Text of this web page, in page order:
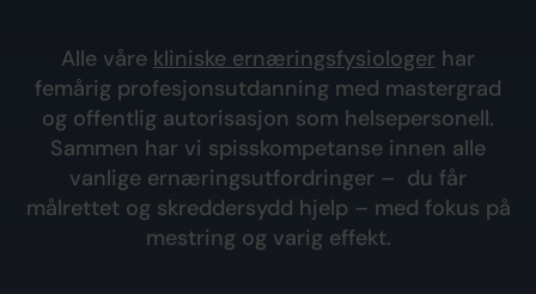
Alle våre kliniske ernæringsfysiologer har
femårig profesjonsutdanning med mastergrad
og offentlig autorisasjon som helsepersonell.
Sammen har vi spisskompetanse innen alle
vanlige ernæringsutfordringer – du får
målrettet og skreddersydd hjelp – med fokus på
mestring og varig effekt.